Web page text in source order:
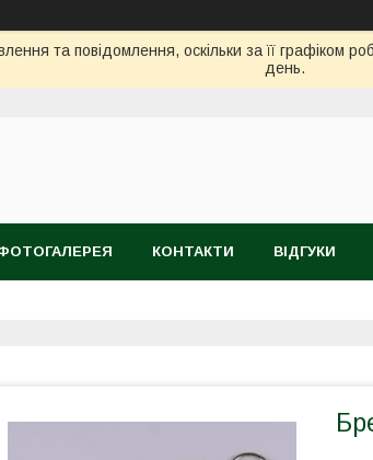
та повідомлення, оскільки за її графіком
день.
КОНТАКТИ ВІДГУКИ